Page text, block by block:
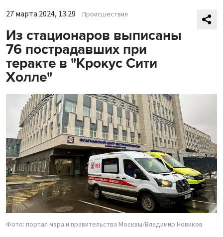
27 марта 2024, 13:29 Происшествия
Из стационаров выписаны
76 пострадавших при
теракте в "Крокус Сити
Холле"
Фото: портал мэра и правительства Москвы/Владимир Новиков